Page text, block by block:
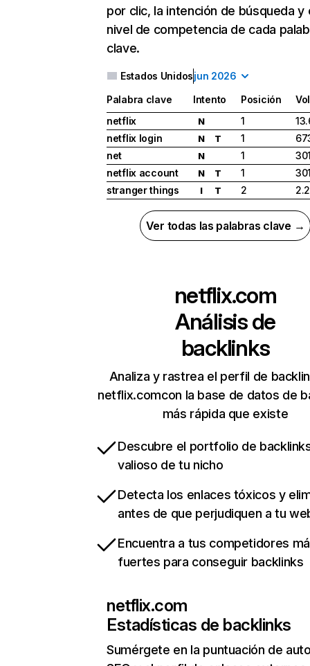
por clic, la intención de búsqueda y
nivel de competencia de cada
clave.
Estados Unidosjun 2026
Palabra clave Intento Posición
netflix
N 1
netflix login
N T 1
net
N 1
netflix account
N T 1
stranger things
I T 2
Ver todas las palabras clave →
netflix.com
Análisis de
backlinks
Analiza y rastrea el perfil de
netflix.comcon la base de datos de
más rápida que existe
Descubre el portfolio de
valioso de tu nicho
Detecta los enlaces tóxicos y
antes de que perjudiquen a tu
Encuentra a tus competidores
fuertes para conseguir backlinks
netflix.com
Estadísticas de backlinks
Sumérgete en la puntuación de